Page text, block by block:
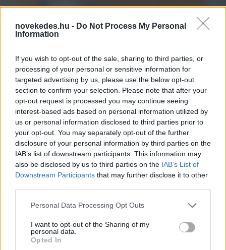
novekedes.hu - Do Not Process My Personal
Information
If you wish to opt-out of the sale, sharing to third parties, or
processing of your personal or sensitive information for
targeted advertising by us, please use the below opt-out
section to confirm your selection. Please note that after your
opt-out request is processed you may continue seeing
interest-based ads based on personal information utilized by
us or personal information disclosed to third parties prior to
your opt-out. You may separately opt-out of the further
disclosure of your personal information by third parties on the
IAB’s list of downstream participants. This information may
also be disclosed by us to third parties on the IAB’s List of
Downstream Participants that may further disclose it to other
Please note that this website/app uses one or more Google
not limited to your visit or usage behaviour. You may click to
grant or deny consent to Google and its third-party tags to
use your data for below specified purposes in below Google
Personal Data Processing Opt Outs
I want to opt-out of the Sharing of my
personal data.
Opted In
Csökkent az ipari
termelés szeptemberben
a KSH adatai szerint